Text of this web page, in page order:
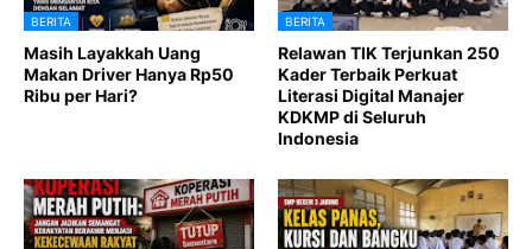
BERITA
Masih Layakkah Uang
Makan Driver Hanya Rp50
Ribu per Hari?
BERITA
Relawan TIK Terjunkan 250
Kader Terbaik Perkuat
Literasi Digital Manajer
KDKMP di Seluruh
Indonesia